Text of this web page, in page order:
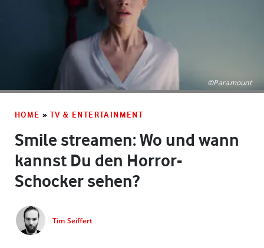
©Paramount
HOME » TV & ENTERTAINMENT
Smile streamen: Wo und wann
kannst Du den Horror-
Schocker sehen?
Tim Seiffert